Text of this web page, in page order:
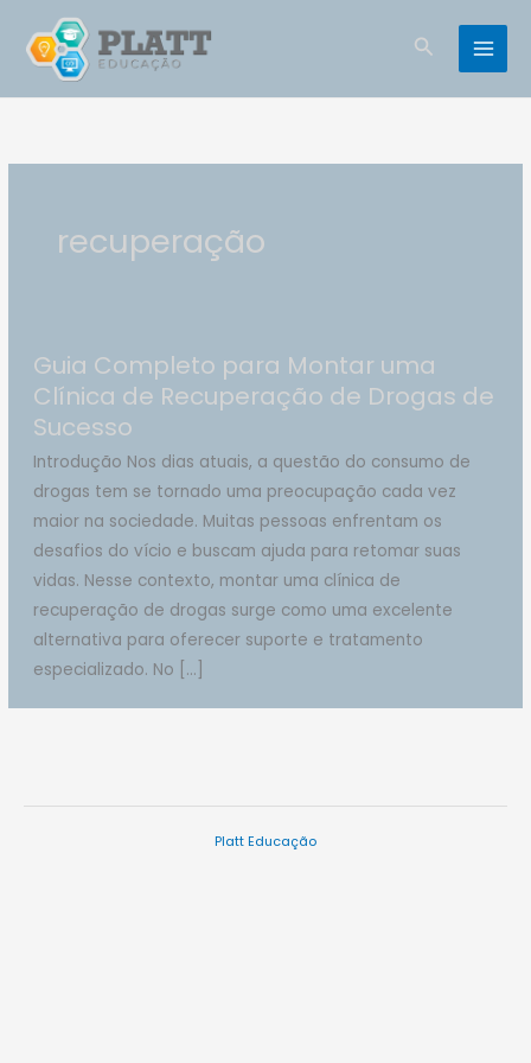
para
conteúdo
Pesquisar
recuperação
Guia Completo para Montar uma
Clínica de Recuperação de Drogas de
Sucesso
Introdução Nos dias atuais, a questão do consumo de
drogas tem se tornado uma preocupação cada vez
maior na sociedade. Muitas pessoas enfrentam os
desafios do vício e buscam ajuda para retomar suas
vidas. Nesse contexto, montar uma clínica de
recuperação de drogas surge como uma excelente
alternativa para oferecer suporte e tratamento
especializado. No […]
Platt Educação